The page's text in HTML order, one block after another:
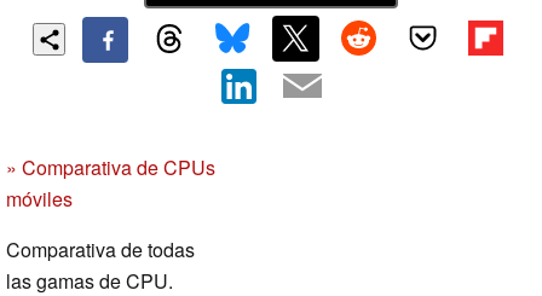
» Comparativa de CPUs
móviles
Comparativa de todas
las gamas de CPU.